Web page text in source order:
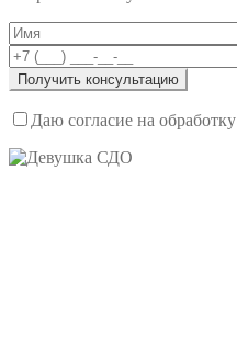
Даю согласие на обработку